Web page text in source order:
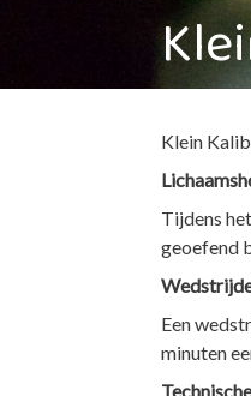
Klein
Tijdens
geoefend
Een
minuten